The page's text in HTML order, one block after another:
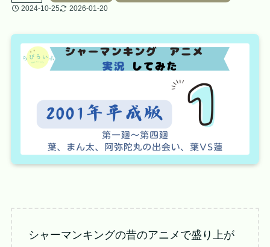
2024-10-25 2026-01-20
シャーマンキングの昔のアニメで盛り上が